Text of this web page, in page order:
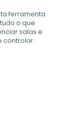
ferramenta
o que
salas e
controlar